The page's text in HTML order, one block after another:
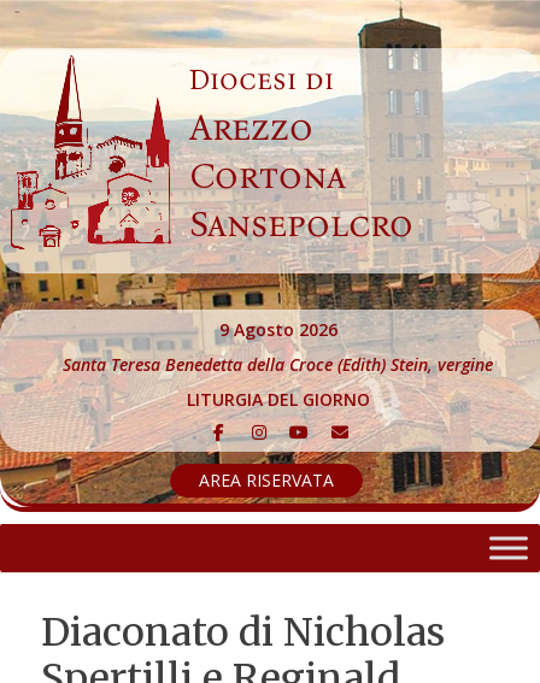
Skip
to
content
Diocesi di
Arezzo
Cortona
Sansepolcro
9 Agosto 2026
Santa Teresa Benedetta della Croce (Edith) Stein, vergine
LITURGIA DEL GIORNO
AREA RISERVATA
Diaconato di Nicholas